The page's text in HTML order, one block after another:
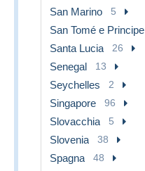
San Marino 5
San Tomé e Principe
Santa Lucia 26
Senegal 13
Seychelles 2
Singapore 96
Slovacchia 5
Slovenia 38
Spagna 48